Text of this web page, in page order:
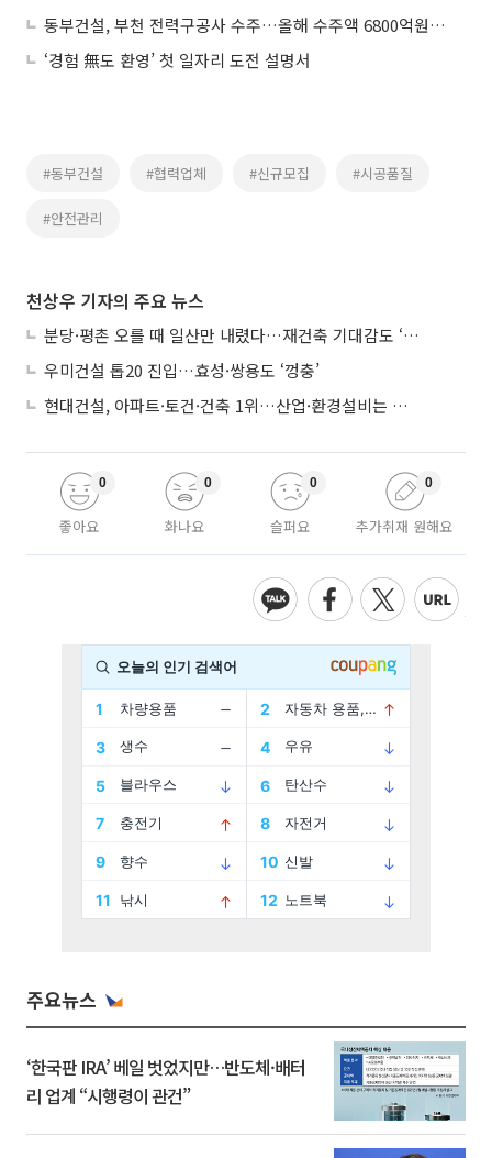
동부건설, 부천 전력구공사 수주…올해 수주액 6800억원 기록
‘경험 無도 환영’ 첫 일자리 도전 설명서
#동부건설 #협력업체 #신규모집 #시공품질
#안전관리
천상우 기자의 주요 뉴스
분당·평촌 오를 때 일산만 내렸다…재건축 기대감도 ‘무색’
우미건설 톱20 진입…효성·쌍용도 ‘껑충’
현대건설, 아파트·토건·건축 1위…산업·환경설비는 삼성E&A
좋아요
0
화나요
0
슬퍼요
0
추가취재 원해요
0
주요뉴스
‘한국판 IRA’ 베일 벗었지만…반도체·배터
리 업계 “시행령이 관건”